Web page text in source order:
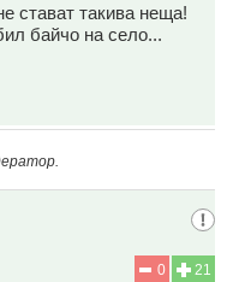
стават такива неща!
байчо на село...
21
0